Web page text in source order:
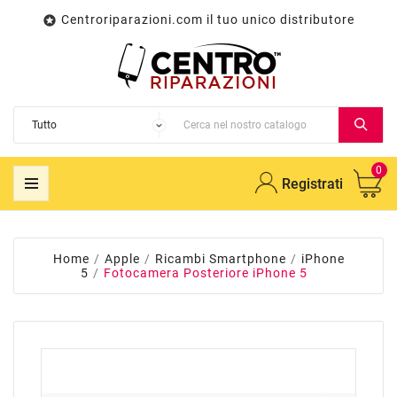
 Centroriparazioni.com il tuo unico distributore
Registrati
0
Home Apple Ricambi Smartphone
iPhone
5
Fotocamera Posteriore iPhone 5